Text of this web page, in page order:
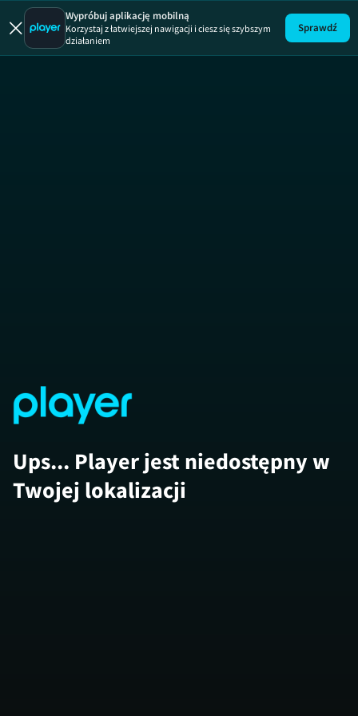
Zakup
Wypróbuj aplikację mobilną
Korzystaj z łatwiejszej nawigacji i ciesz się szybszym
działaniem
Sprawdź
Ups... Player jest niedostępny w
Twojej lokalizacji